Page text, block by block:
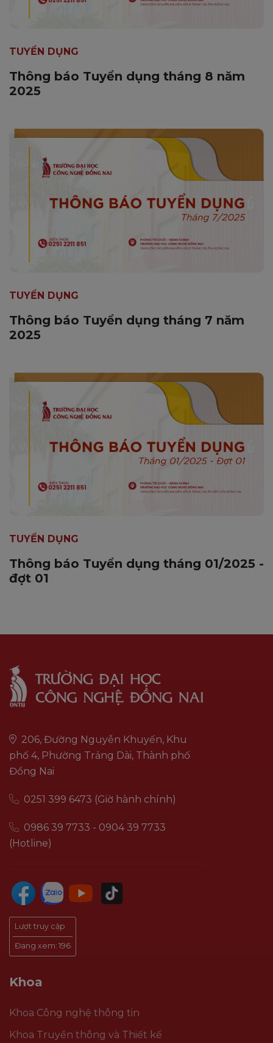
TUYỂN DỤNG
Thông báo Tuyển dụng tháng 8 năm
2025
TUYỂN DỤNG
Thông báo Tuyển dụng tháng 7 năm
2025
TUYỂN DỤNG
Thông báo Tuyển dụng tháng 01/2025 -
đợt 01
206, Đường Nguyễn Khuyến, Khu
phố 4, Phường Trảng Dài, Thành phố
Đồng Nai
0251 399 6473 (Giờ hành chính)
0986 39 7733 - 0904 39 7733
(Hotline)
Lượt truy cập
Đang xem: 196
Khoa
Khoa Công nghệ thông tin
Khoa Truyền thông và Thiết kế